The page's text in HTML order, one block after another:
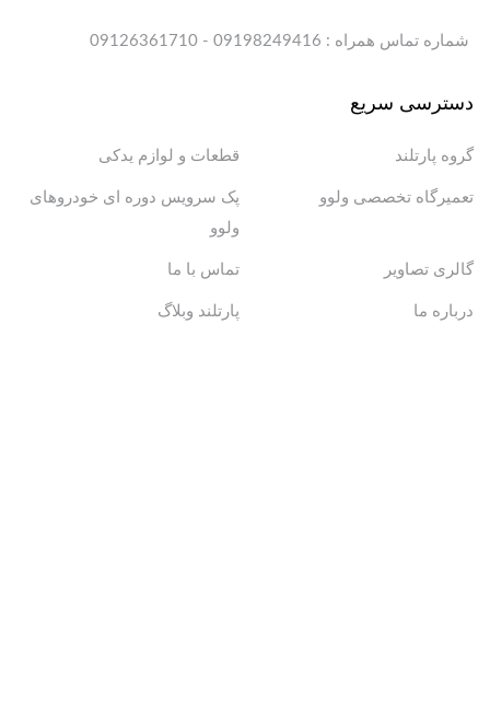
شماره تماس همراه : 09198249416 - 09126361710
دسترسی سریع
گروه پارتلند قطعات و لوازم یدکی
تعمیرگاه تخصصی ولوو
پک سرویس دوره ای خودروهای
ولوو
گالری تصاویر تماس با ما
درباره ما پارتلند وبلاگ